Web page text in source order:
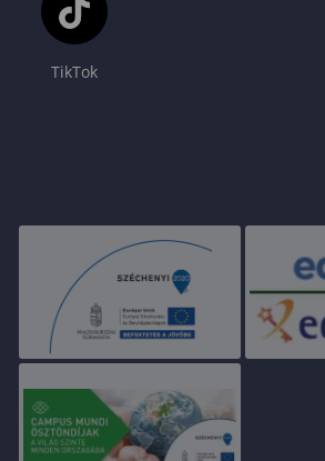
TikTok